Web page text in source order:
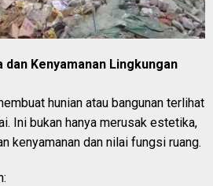
Kenyamanan Lingkungan
hunian atau bangunan terlihat
Ini bukan hanya merusak estetika,
kenyamanan dan nilai fungsi ruang.